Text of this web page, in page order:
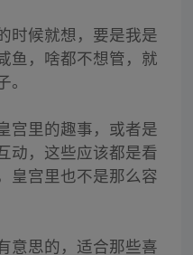
时候就想，要是我是
鱼，啥都不想管，就
宫里的趣事，或者是
动，这些应该都是看
皇宫里也不是那么容
意思的，适合那些喜